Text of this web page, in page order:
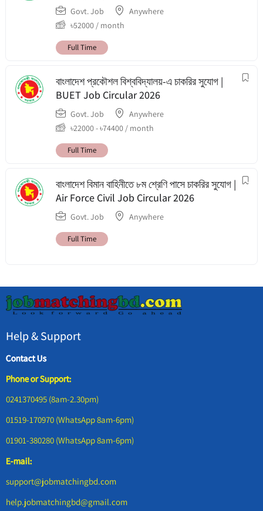
Govt. Job
Anywhere
৳52000 / month
Full Time
বাংলাদেশ প্রকৌশল বিশ্ববিদ্যালয়-এ চাকরির সুযোগ |
BUET Job Circular 2026
Govt. Job
Anywhere
৳22000-৳74400 / month
Full Time
বাংলাদেশ বিমান বাহিনীতে ৮ম শ্রেণি পাসে চাকরির সুযোগ |
Air Force Civil Job Circular 2026
Govt. Job Anywhere
Full Time
Help & Support
Contact Us
Phone or Support:
0241370495 (8am-2.30pm)
01519-170970 (WhatsApp 8am-6pm)
01901-380280 (WhatsApp 8am-6pm)
E-mail:
support@jobmatchingbd.com
help.jobmatchingbd@gmail.com